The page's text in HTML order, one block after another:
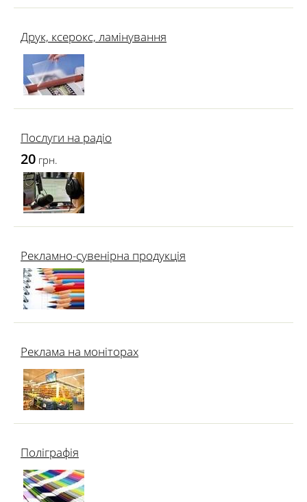
Друк, ксерокс, ламінування
Послуги на радіо
20 грн.
Рекламно-сувенірна продукція
Реклама на моніторах
Поліграфія